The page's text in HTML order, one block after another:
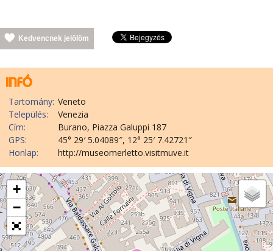
Kedvencnek jelölöm
Tartomány: Veneto
Település:
Venezia
Cím:
Burano, Piazza Galuppi 187
GPS:
45° 29′ 5.04089″, 12° 25′ 7.42721″
Honlap:
http://museomerletto.visitmuve.it
+
−